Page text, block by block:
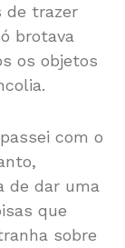
de trazer
brotava
os objetos
com o
de dar uma
que
sobre